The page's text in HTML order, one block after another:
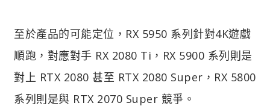
至於產品的可能定位，RX 5950 系列針對4K遊戲
順跑，對應對手 RX 2080 Ti，RX 5900 系列則是
對上 RTX 2080 甚至 RTX 2080 Super，RX 5800
系列則是與 RTX 2070 Super 競爭。